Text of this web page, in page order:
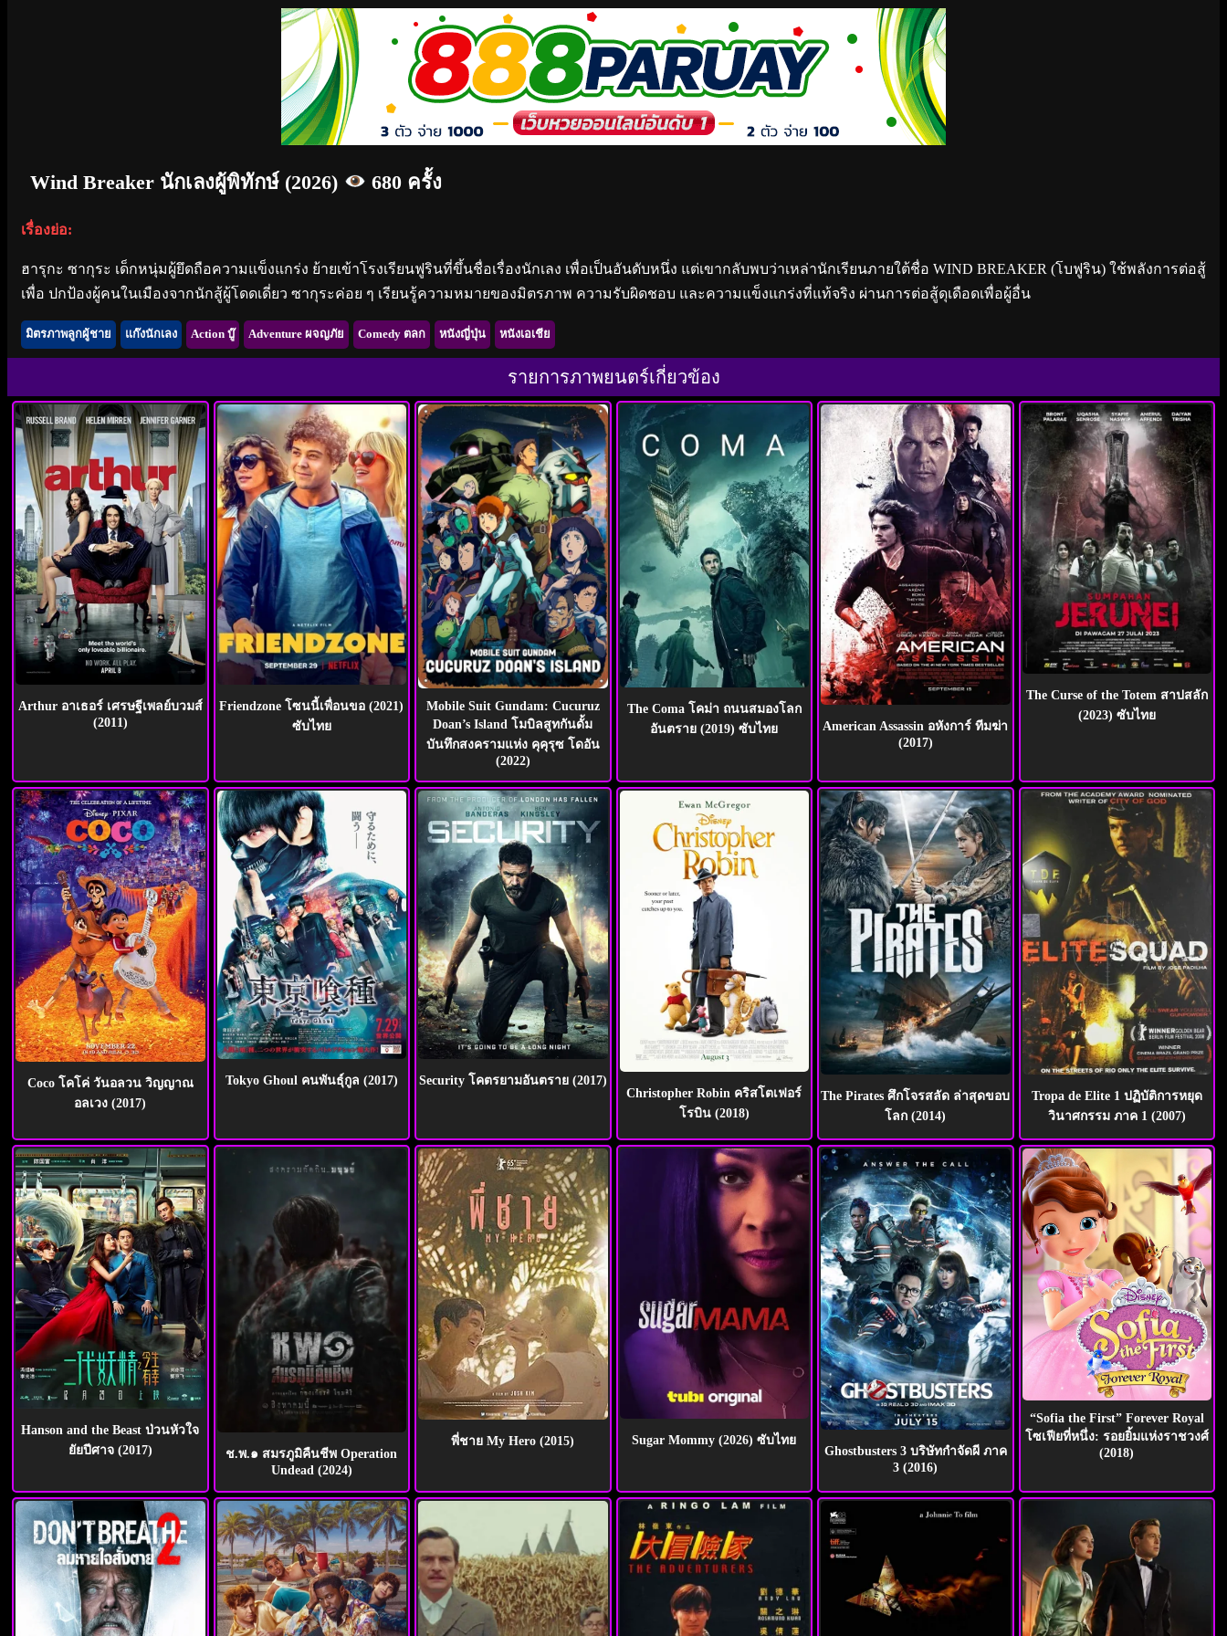
Wind Breaker นักเลงผู้พิทักษ์ (2026) 680 ครั้ง
เรื่องย่อ:
ฮารุกะ ซากุระ เด็กหนุ่มผู้ยึดถือความแข็งแกร่ง ย้ายเข้าโรงเรียนฟูรินที่ขึ้นชื่อเรื่องนักเลง เพื่อเป็นอันดับหนึ่ง แต่เขากลับพบว่าเหล่านักเรียนภายใต้ชื่อ WIND BREAKER (โบฟูริน) ใช้พลังการต่อสู้
เพื่อ ปกป้องผู้คนในเมืองจากนักสู้ผู้โดดเดี่ยว ซากุระค่อย ๆ เรียนรู้ความหมายของมิตรภาพ ความรับผิดชอบ และความแข็งแกร่งที่แท้จริง ผ่านการต่อสู้ดุเดือดเพื่อผู้อื่น
มิตรภาพลูกผู้ชาย แก๊งนักเลง Action บู๊ Adventure ผจญภัย Comedy ตลก หนังญี่ปุ่น หนังเอเชีย
รายการภาพยนตร์เกี่ยวข้อง
Arthur อาเธอร์ เศรษฐีเพลย์บวมส์
(2011)
Friendzone โซนนี้เพื่อนขอ (2021)
ซับไทย
Mobile Suit Gundam: Cucuruz
Doan’s Island โมบิลสูทกันดั้ม
บันทึกสงครามแห่ง คุคุรุซ โดอัน
(2022)
The Coma โคม่า ถนนสมองโลก
อันตราย (2019) ซับไทย
American Assassin อหังการ์ ทีมฆ่า
(2017)
The Curse of the Totem สาปสลัก
(2023) ซับไทย
Coco โคโค่ วันอลวน วิญญาณ
อลเวง (2017)
Tokyo Ghoul คนพันธุ์กูล (2017)
Security โคตรยามอันตราย (2017)
Christopher Robin คริสโตเฟอร์
โรบิน (2018)
The Pirates ศึกโจรสลัด ล่าสุดขอบ
โลก (2014)
Tropa de Elite 1 ปฏิบัติการหยุด
วินาศกรรม ภาค 1 (2007)
Hanson and the Beast ป่วนหัวใจ
ยัยปีศาจ (2017)
ช.พ.๑ สมรภูมิคืนชีพ Operation
Undead (2024)
พี่ชาย My Hero (2015)
Sugar Mommy (2026) ซับไทย
Ghostbusters 3 บริษัทกำจัดผี ภาค
3 (2016)
“Sofia the First” Forever Royal
โซเฟียที่หนึ่ง: รอยยิ้มแห่งราชวงศ์
(2018)